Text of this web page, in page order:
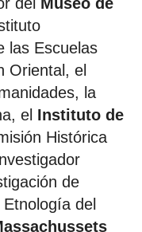
las Escuelas
Oriental, el
la
el Instituto de
Histórica
de
del